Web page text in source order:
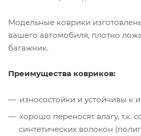
Модельные коврики
вашего автомобиля, плотно
багажник.
Преимущества ковриков:
износостойки и устойчивы к
хорошо переносят влагу, т.к.
синтетических волокон